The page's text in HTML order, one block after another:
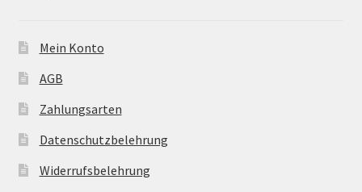
Mein Konto
AGB
Zahlungsarten
Datenschutzbelehrung
Widerrufsbelehrung